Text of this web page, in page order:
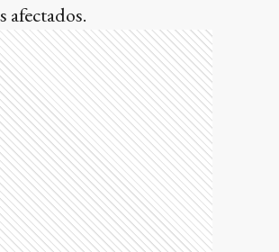
afectados.